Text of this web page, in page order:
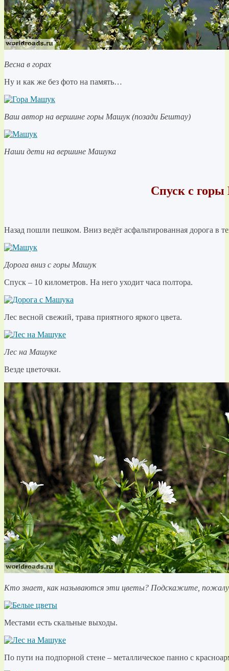
Весна в горах
Ну и как же без фото на память…
Ваш автор на вершине горы Машук (позади Бештау)
Наши дети на вершине Машука
Спуск с
Назад пошли пешком. Вниз ведёт асфальтированная дорога в
Дорога вниз с горы Машук
Спуск – 10 километров. На него уходит часа полтора.
Лес весной свежий, трава приятного яркого цвета.
Лес на Машуке
Везде цветочки.
Кто знает, как называются эти цветы? Подскажите,
Местами есть скальные выходы.
По пути на подпорной стене – металлическое панно с